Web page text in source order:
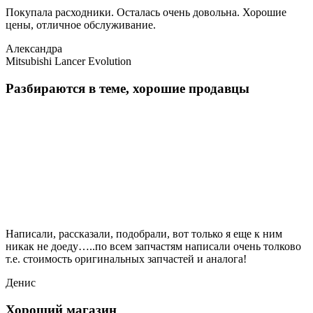
Покупала расходники. Осталась очень довольна. Хорошие
цены, отличное обслуживание.
Александра
Mitsubishi Lancer Evolution
Разбираются в теме, хорошие продавцы
Написали, рассказали, подобрали, вот только я еще к ним
никак не доеду…..по всем запчастям написали очень толково
т.е. стоимость оригинальных запчастей и аналога!
Денис
Хороший магазин